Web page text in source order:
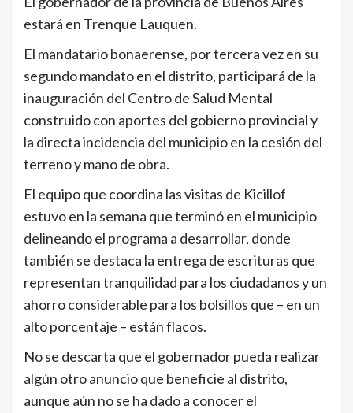
estará en Trenque Lauquen.
El mandatario bonaerense, por tercera vez en su
segundo mandato en el distrito, participará de la
inauguración del Centro de Salud Mental
construido con aportes del gobierno provincial y
la directa incidencia del municipio en la cesión del
terreno y mano de obra.
El equipo que coordina las visitas de Kicillof
estuvo en la semana que terminó en el municipio
delineando el programa a desarrollar, donde
también se destaca la entrega de escrituras que
representan tranquilidad para los ciudadanos y un
ahorro considerable para los bolsillos que – en un
alto porcentaje – están flacos.
No se descarta que el gobernador pueda realizar
algún otro anuncio que beneficie al distrito,
aunque aún no se ha dado a conocer el